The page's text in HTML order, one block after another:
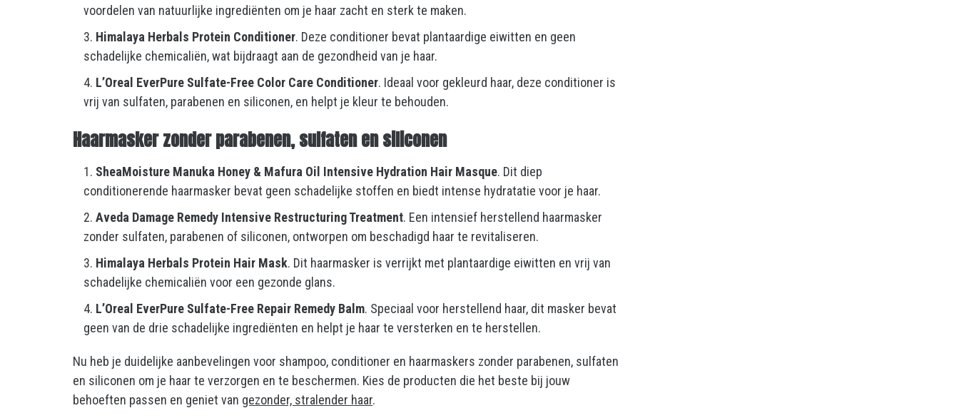
voordelen van natuurlijke ingrediënten om je haar zacht en sterk te maken.
Himalaya Herbals Protein Conditioner. Deze conditioner bevat plantaardige eiwitten en geen
schadelijke chemicaliën, wat bijdraagt aan de gezondheid van je haar.
L’Oreal EverPure Sulfate-Free Color Care Conditioner. Ideaal voor gekleurd haar, deze conditioner is
vrij van sulfaten, parabenen en siliconen, en helpt je kleur te behouden.
Haarmasker zonderparabenen, sulfaten en siliconen
SheaMoisture Manuka Honey & Mafura Oil Intensive Hydration Hair Masque. Dit diep
conditionerende haarmasker bevat geen schadelijke stoffen en biedt intense hydratatie voor je haar.
Aveda Damage Remedy Intensive Restructuring Treatment. Een intensief herstellend haarmasker
zonder sulfaten, parabenen of siliconen, ontworpen om beschadigd haar te revitaliseren.
Himalaya Herbals Protein Hair Mask. Dit haarmasker is verrijkt met plantaardige eiwitten en vrij van
schadelijke chemicaliën voor een gezonde glans.
L’Oreal EverPure Sulfate-Free Repair Remedy Balm. Speciaal voor herstellend haar, dit masker bevat
geen van de drie schadelijke ingrediënten en helpt je haar te versterken en te herstellen.
Nu heb je duidelijke aanbevelingen voor shampoo, conditioner en haarmaskers zonder parabenen, sulfaten
en siliconen om je haar te verzorgen en te beschermen. Kies de producten die het beste bij jouw
behoeften passen en geniet van gezonder, stralender haar.